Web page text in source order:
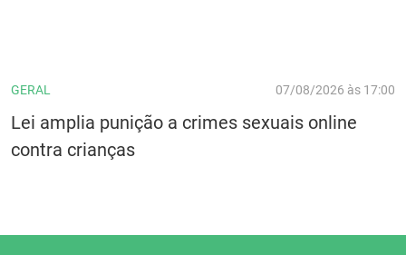
GERAL 07/08/2026 às 17:00
Lei amplia punição a crimes sexuais online
contra crianças